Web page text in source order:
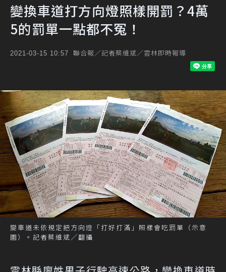
變換車道打方向燈照樣開罰？4萬
5的罰單一點都不冤！
2021-03-15 10:57 聯合報／記者蔡維斌／雲林即時報導
變車道未依規定把方向燈「打好打滿」照樣會吃罰單（示意
圖）。記者蔡維斌／翻攝